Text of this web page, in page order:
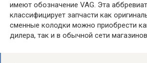
имеют обозначение VAG. Эта
классифицирует запчасти как
сменные колодки можно приобрести
дилера, так и в обычной сети